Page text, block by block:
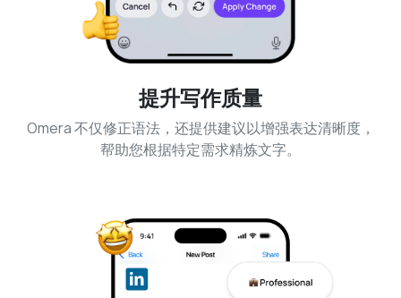
提升写作质量
Omera 不仅修正语法，还提供建议以增强表达清晰度，
帮助您根据特定需求精炼文字。